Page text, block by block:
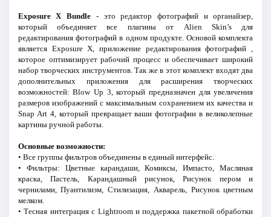
Exposure X Bundle - это редактор фотографий и органайзер,
который объединяет все плагины от Alien Skin’s для
редактирования фотографий в одном продукте. Основой комплекта
является Exposure X, приложение редактирования фотографий ,
которое оптимизирует рабочий процесс и обеспечивает широкий
набор творческих инструментов. Так же в этот комплект входят два
дополнительных приложения для расширения творческих
возможностей: Blow Up 3, который предназначен для увеличения
размеров изображений с максимальным сохранением их качества и
Snap Art 4, который превращает ваши фотографии в великолепные
картины ручной работы.
Основные возможности:
• Все группы фильтров объединены в единый интерфейс.
• Фильтры: Цветные карандаши, Комиксы, Импасто, Масляная
краска, Пастель, Карандашный рисунок, Рисунок пером и
чернилами, Пуантилизм, Стилизация, Акварель, Рисунок цветным
мелком.
• Тесная интеграция с Lightroom и поддержка пакетной обработки